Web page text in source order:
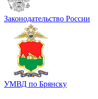
Законодательство России
УМВД по Брянску